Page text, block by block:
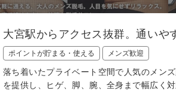
大宮駅からアクセス抜群。通いや
ポイントが貯まる・使える メンズ歓迎
落ち着いたプライベート空間で人気のメン
を提供し、ヒゲ、脚、腕、全身まで幅広く